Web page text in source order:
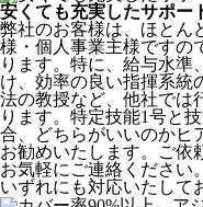
安くても充実したサポー
弊社のお客様は、ほとん
様・個人事業主様ですの
ります。特に、給与水準
け、効率の良い指揮系統
法の教授など、 他社では
ります。特定技能1号と
合、どちらがいいのかヒ
お勧めいたします。ご依
お気軽にご連絡ください
いずれにも対応いたして